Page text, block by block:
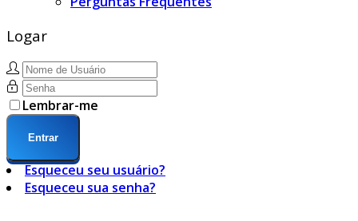
Logar
Lembrar-me
Entrar
Esqueceu seu usuário?
Esqueceu sua senha?